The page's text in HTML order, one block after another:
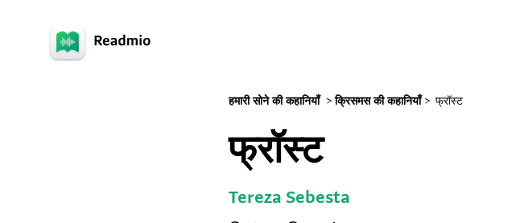
हमारी सोने की कहानियाँ > क्रिसमस की कहानियाँ > फ्रॉस्ट
फ्रॉस्ट
Tereza Sebesta